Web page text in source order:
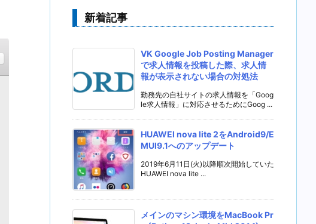
新着記事
VK Google Job Posting Manager
で求人情報を投稿した際、求人情
報が表示されない場合の対処法
勤務先の自社サイトの求人情報を「Goog
le求人情報」に対応させるためにGoog ...
HUAWEI nova lite 2をAndroid9/E
MUI9.1へのアップデート
2019年6月11日(火)以降順次開始していた
HUAWEI nova lite ...
メインのマシン環境をMacBook Pr